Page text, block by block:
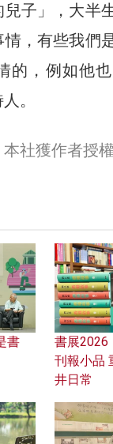
子」，大半
，有些我們
的，例如他
。
社獲作者授權
書
書展2026
刊報小品
井日常